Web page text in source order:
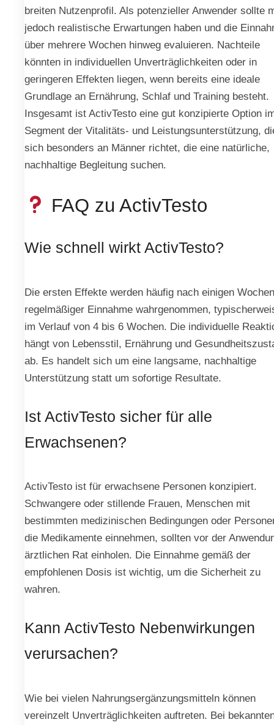
breiten Nutzenprofil. Als potenzieller Anwender sollte
jedoch realistische Erwartungen haben und die
über mehrere Wochen hinweg evaluieren. Nachteile
könnten in individuellen Unverträglichkeiten oder in
geringeren Effekten liegen, wenn bereits eine ideale
Grundlage an Ernährung, Schlaf und Training besteht.
Insgesamt ist ActivTesto eine gut konzipierte Option
Segment der Vitalitäts- und Leistungsunterstützung,
sich besonders an Männer richtet, die eine natürliche,
nachhaltige Begleitung suchen.
FAQ zu ActivTesto
Wie schnell wirkt ActivTesto?
Die ersten Effekte werden häufig nach einigen Wochen
regelmäßiger Einnahme wahrgenommen,
im Verlauf von 4 bis 6 Wochen. Die individuelle
hängt von Lebensstil, Ernährung und
ab. Es handelt sich um eine langsame, nachhaltige
Unterstützung statt um sofortige Resultate.
Ist ActivTesto sicher für alle
Erwachsenen?
ActivTesto ist für erwachsene Personen konzipiert.
Schwangere oder stillende Frauen, Menschen mit
bestimmten medizinischen Bedingungen oder
die Medikamente einnehmen, sollten vor der
ärztlichen Rat einholen. Die Einnahme gemäß der
empfohlenen Dosis ist wichtig, um die Sicherheit zu
wahren.
Kann ActivTesto Nebenwirkungen
verursachen?
Wie bei vielen Nahrungsergänzungsmitteln können
vereinzelt Unverträglichkeiten auftreten. Bei